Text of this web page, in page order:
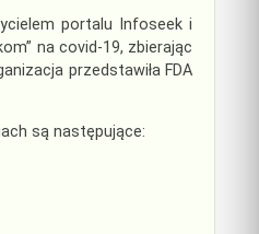
portalu Infoseek i
na covid-19, zbierając
przedstawiła FDA
są następujące: